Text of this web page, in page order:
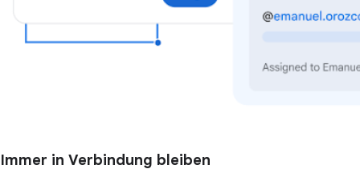
Immer in Verbindung bleiben